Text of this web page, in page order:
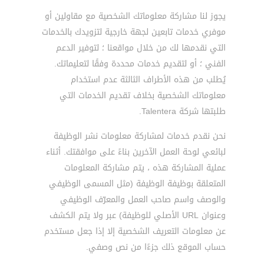
يجوز لنا مشاركة معلوماتك الشخصية مع مقاولين أو
موفري خدمات تابعين لجهة خارجية لتزويدك بالخدمات
التي نقدمها لك من خلال مواقعنا ؛ لتوفير الدعم
الفني ؛ أو لتقديم خدمات محددة وفقًا لتعليماتك.
يُطلب من هذه الأطراف الثالثة عدم استخدام
معلوماتك الشخصية بخلاف تقديم الخدمات التي
طلبتها شركة Talentera.
نحن نقدم خدمات لمشاركة معلومات نشر الوظيفة
لبائعي لوحة العمل الآخرين بناءً على موافقتك. أثناء
عملية المشاركة هذه ، يتم مشاركة المعلومات
المتعلقة بوظيفة الوظيفة (مثل المسمى الوظيفي
والوصف واسم صاحب العمل والمعرّف الوظيفي
وعنوان URL الأصلي للوظيفة) عبر ولا يتم الكشف
عن معلومات التعريف الشخصية إلا إذا جعل مستخدم
حساب الموقع ذلك جزءًا من نص وصفي.